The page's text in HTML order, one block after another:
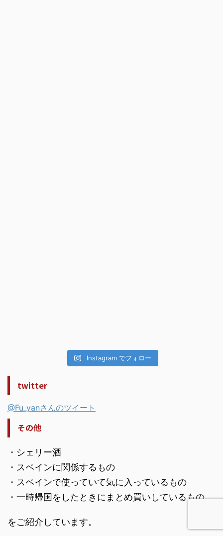
Instagram でフォロー
twitter
@Fu_yanさんのツイート
その他
・シェリー酒
・スペインに関係するもの
・スペインで使っていて気に入っているもの
・一時帰国をしたときにまとめ買いしているもの
をご紹介しています。